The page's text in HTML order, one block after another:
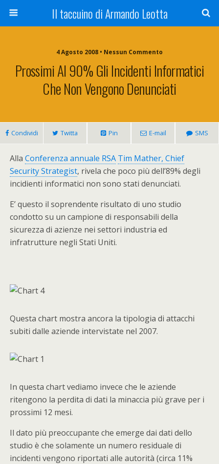
Il taccuino di Armando Leotta
4 Agosto 2008 • Nessun Commento
Prossimi Al 90% Gli Incidenti Informatici
Che Non Vengono Denunciati
Condividi Twitta Pin E-mail SMS
Alla Conferenza annuale RSA Tim Mather, Chief
Security Strategist, rivela che poco più dell’89% degli
incidienti informatici non sono stati denunciati.
E’ questo il soprendente risultato di uno studio
condotto su un campione di responsabili della
sicurezza di azienze nei settori industria ed
infratrutture negli Stati Uniti.
Questa chart mostra ancora la tipologia di attacchi
subiti dalle aziende intervistate nel 2007.
In questa chart vediamo invece che le aziende
ritengono la perdita di dati la minaccia più grave per i
prossimi 12 mesi.
Il dato più preoccupante che emerge dai dati dello
studio è che solamente un numero residuale di
incidenti vengono riportati alle autorità (circa 11%